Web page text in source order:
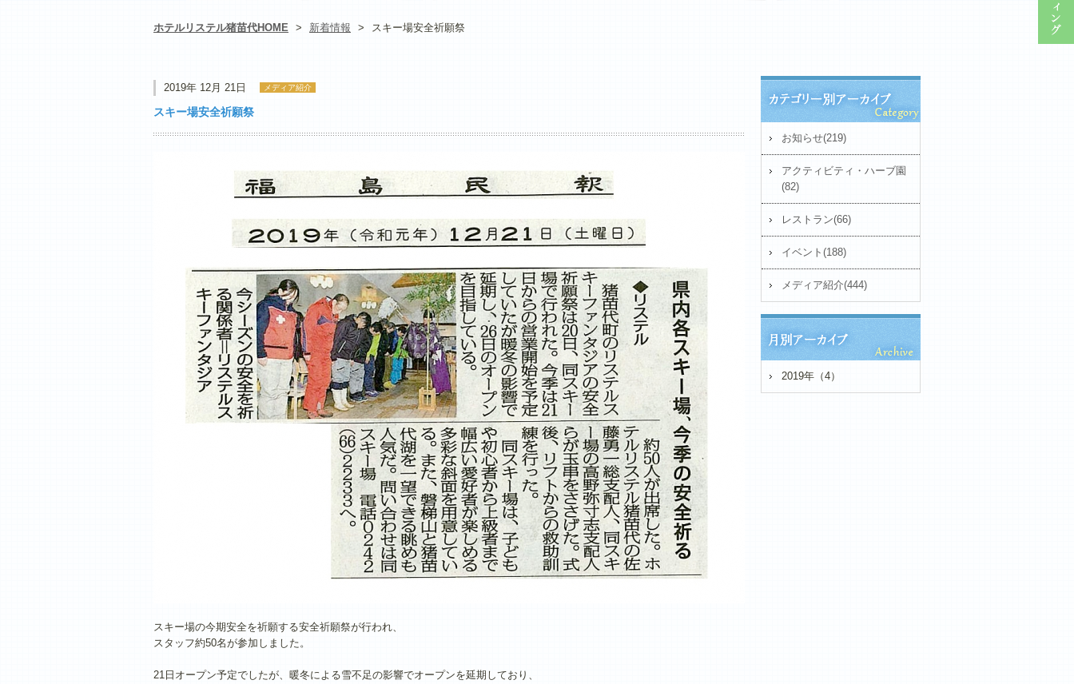
ホテルリステル猪苗代HOME > 新着情報 > スキー場安全祈願祭
2019年 12月 21日 メディア紹介
スキー場安全祈願祭
スキー場の今期安全を祈願する安全祈願祭が行われ、
スタッフ約50名が参加しました。
21日オープン予定でしたが、暖冬による雪不足の影響でオープンを延期しており、
お知らせ(219)
アクティビティ・ハーブ園
(82)
レストラン(66)
イベント(188)
メディア紹介(444)
2019年（4）